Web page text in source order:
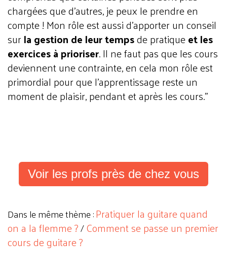
chargées que d'autres, je peux le prendre en
compte ! Mon rôle est aussi d'apporter un conseil
surla gestion de leur tempsde pratiqueet les
exercices à prioriser. Il ne faut pas que les cours
deviennent une contrainte, en cela mon rôle est
primordial pour que l’apprentissage reste un
moment de plaisir, pendant et après les cours."
Voir les profs près de chez vous
Dans le même thème :Pratiquer la guitare quand
on a la flemme ?/Comment se passe un premier
cours de guitare ?